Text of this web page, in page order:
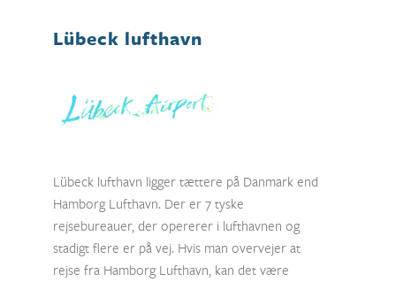
Lübeck lufthavn
Lübeck lufthavn ligger tættere på Danmark end
Hamborg Lufthavn. Der er 7 tyske
rejsebureauer, der opererer i lufthavnen og
stadigt flere er på vej. Hvis man overvejer at
rejse fra Hamborg Lufthavn, kan det være